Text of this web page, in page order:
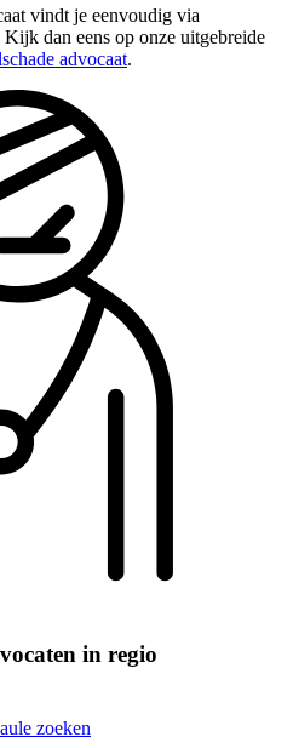
vindt je eenvoudig via
dan eens op onze uitgebreide
advocaat.
in regio
zoeken